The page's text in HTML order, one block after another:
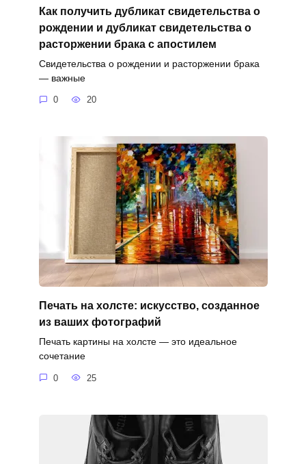
Как получить дубликат свидетельства о
рождении и дубликат свидетельства о
расторжении брака с апостилем
Свидетельства о рождении и расторжении брака
— важные
0 20
Печать на холсте: искусство, созданное
из ваших фотографий
Печать картины на холсте — это идеальное
сочетание
0 25